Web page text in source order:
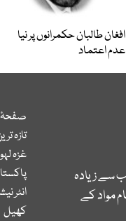
افغان طالبان حکمرانوں پر نیا
عدم اعتماد
سے زیادہ
مواد کے
صفحۂ
تازہ
غزہ
انٹر
کھیل